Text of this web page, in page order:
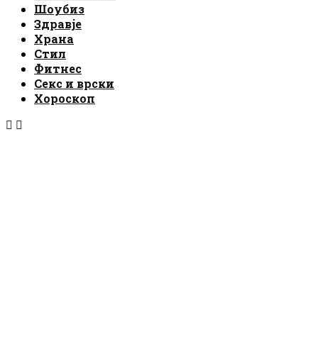
Шоубиз
Здравје
Храна
Стил
Фитнес
Секс и врски
Хороскоп